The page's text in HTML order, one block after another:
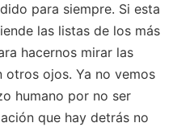
para siempre. Si esta
las listas de los más
hacernos mirar las
otros ojos. Ya no vemos
humano por no ser
que hay detrás no